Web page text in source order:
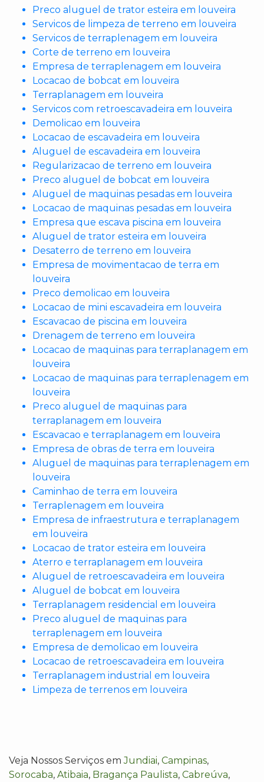
Preco aluguel de trator esteira em louveira
Servicos de limpeza de terreno em louveira
Servicos de terraplenagem em louveira
Corte de terreno em louveira
Empresa de terraplenagem em louveira
Locacao de bobcat em louveira
Terraplanagem em louveira
Servicos com retroescavadeira em louveira
Demolicao em louveira
Locacao de escavadeira em louveira
Aluguel de escavadeira em louveira
Regularizacao de terreno em louveira
Preco aluguel de bobcat em louveira
Aluguel de maquinas pesadas em louveira
Locacao de maquinas pesadas em louveira
Empresa que escava piscina em louveira
Aluguel de trator esteira em louveira
Desaterro de terreno em louveira
Empresa de movimentacao de terra em
louveira
Preco demolicao em louveira
Locacao de mini escavadeira em louveira
Escavacao de piscina em louveira
Drenagem de terreno em louveira
Locacao de maquinas para terraplanagem em
louveira
Locacao de maquinas para terraplenagem em
louveira
Preco aluguel de maquinas para
terraplanagem em louveira
Escavacao e terraplanagem em louveira
Empresa de obras de terra em louveira
Aluguel de maquinas para terraplenagem em
louveira
Caminhao de terra em louveira
Terraplenagem em louveira
Empresa de infraestrutura e terraplanagem
em louveira
Locacao de trator esteira em louveira
Aterro e terraplanagem em louveira
Aluguel de retroescavadeira em louveira
Aluguel de bobcat em louveira
Terraplanagem residencial em louveira
Preco aluguel de maquinas para
terraplenagem em louveira
Empresa de demolicao em louveira
Locacao de retroescavadeira em louveira
Terraplanagem industrial em louveira
Limpeza de terrenos em louveira
Veja Nossos Serviços emJundiai, Campinas,
Sorocaba, Atibaia, Bragança Paulista, Cabreúva,